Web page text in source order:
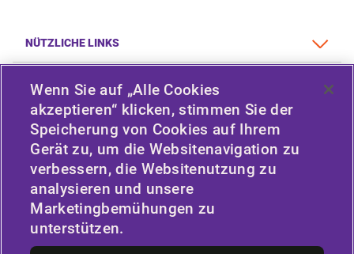
NÜTZLICHE LINKS
FAHRZEUGTYP
RICHTLINIE
UNTERNEHMEN
BLEIBEN SIE IN VERBINDUNG
Facebook Twitter
Wenn Sie auf „Alle Cookies
akzeptieren“ klicken, stimmen Sie der
Speicherung von Cookies auf Ihrem
Gerät zu, um die Websitenavigation zu
verbessern, die Websitenutzung zu
analysieren und unsere
Marketingbemühungen zu
unterstützen.